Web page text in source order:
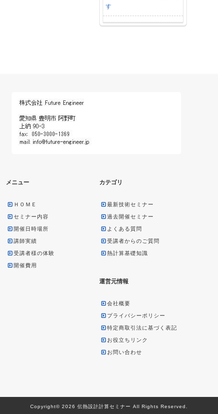
す
メニュー
ＨＯＭＥ
セミナー内容
開催日時場所
講師実績
受講者様の体験
開催費用
カテゴリ
最新技術セミナー
過去開催セミナー
よくある質問
受講者からのご質問
熱計算基礎知識
運営元情報
会社概要
プライバシーポリシー
特定商取引法に基づく表記
お役立ちリンク
お問い合わせ
Copyright© 2026 伝熱設計計算セミナー All Rights Reserved.